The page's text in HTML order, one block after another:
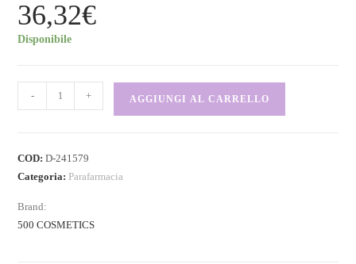
36,32€
Disponibile
- + AGGIUNGI AL CARRELLO
COD:D-241579
Categoria: Parafarmacia
Brand:
500 COSMETICS